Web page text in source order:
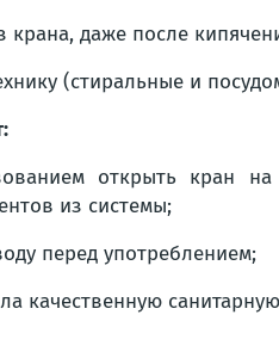
крана, даже после
(стиральные и
открыть кран
из системы;
перед употреблением;
качественную